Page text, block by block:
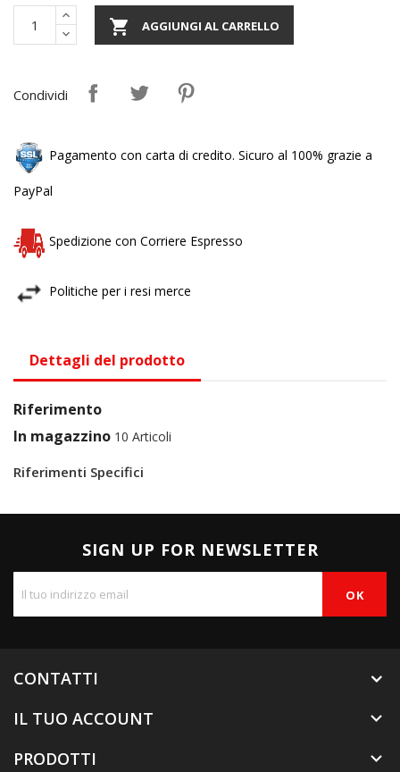
 AGGIUNGI AL CARRELLO
Condividi
Pagamento con carta di credito. Sicuro al 100% grazie a
PayPal
Spedizione con Corriere Espresso
Politiche per i resi merce
Dettagli del prodotto
Riferimento
In magazzino 10 Articoli
Riferimenti Specifici
SIGN UP FOR NEWSLETTER
CONTATTI
IL TUO ACCOUNT

PRODOTTI 